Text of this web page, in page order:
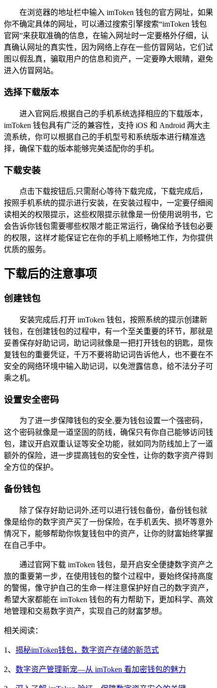
在浏览器的地址栏中输入 imToken 钱包的官方网址，如果
你不确定具体的网址，可以通过搜索引擎搜索“imToken 钱包
官网”来获取准确的信息，在输入网址时一定要格外仔细，认
真确认网址的真实性，因为网络上存在一些仿冒网站，它们试
图以假乱真，骗取用户的信息和资产，一定要睁大眼睛，避免
进入仿冒网站。
选择下载版本
进入官网后,根据自己的手机系统选择相应的下载版本，
imToken 钱包具有广泛的兼容性，支持 iOS 和 Android 两大主
流系统，你可以根据自己的手机型号和系统版本进行精准选
择，确保下载的版本能够完美适配你的手机。
下载安装
点击下载按钮后,只需耐心等待下载完成，下载完成后，
按照手机系统的提示进行安装，在安装过程中，一定要仔细阅
读相关的权限提示，这些权限提示就像是一份使用说明书，它
会告诉你钱包需要哪些权限才能正常运行，确保给予钱包必要
的权限，这样才能保证它在你的手机上顺畅地工作，为你提供
优质的服务。
下载后的注意事项
创建钱包
安装完成后,打开 imToken 钱包，按照系统的提示创建新
钱包，在创建钱包的过程中，有一个至关重要的环节，那就是
妥善保存好助记词，助记词就像是一把打开钱包的钥匙，是恢
复钱包的重要凭证，千万不要将助记词告诉他人，也不要在不
安全的网络环境中输入助记词，以免泄露信息，给不法分子可
乘之机。
设置安全密码
为了进一步保障钱包的安全,要为钱包设置一个强密码，
这个密码就像是一道坚固的防线，确保只有你自己能够访问钱
包，建议开启双重认证等安全功能，就如同为防线加上了一道
额外的保险，进一步提高钱包的安全性，让你的数字资产得到
全方位的保护。
备份钱包
除了保存好助记词外,还可以进行钱包备份，备份钱包就
像是给你的数字资产买了一份保险，在手机丢失、损坏等意外
情况下，能够帮助你恢复钱包中的资产，让你的财富始终掌握
在自己手中。
通过官网下载 imToken 钱包，是开启安全便捷数字资产之
旅的重要第一步，在使用钱包的整个过程中，要始终保持高度
的警惕，像守护自己的生命一样注意保护好自己的数字资产，
希望大家都能在 imToken 钱包的有力帮助下，更加科学、高效
地管理和交易数字资产，实现自己的财富梦想。
相关阅读：
1、 揭秘imToken钱包，数字资产存储的新范式
2、 数字资产管理新宠—从 imToken 看加密钱包的魅力